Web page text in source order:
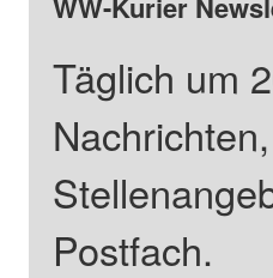
Täglich um
Postfach.